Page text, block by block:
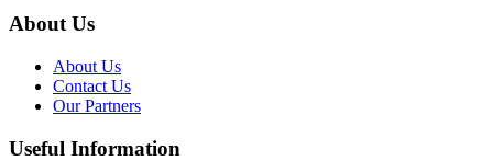
About Us
About Us
Contact Us
Our Partners
Useful Information